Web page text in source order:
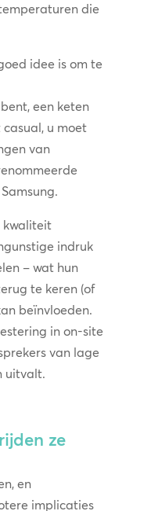
die
idee is om te
een keten
u moet
van
kwaliteit
indruk
– wat hun
te keren (of
beïnvloeden.
in on-site
van lage
uitvalt.
ze
en
implicaties